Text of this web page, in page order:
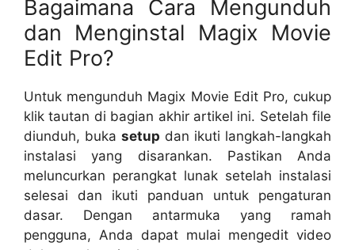
Bagaimana Cara Mengunduh
dan Menginstal Magix Movie
Edit Pro?
Untuk mengunduh Magix Movie Edit Pro, cukup
klik tautan di bagian akhir artikel ini. Setelah file
diunduh, buka setup dan ikuti langkah-langkah
instalasi yang disarankan. Pastikan Anda
meluncurkan perangkat lunak setelah instalasi
selesai dan ikuti panduan untuk pengaturan
dasar. Dengan antarmuka yang ramah
pengguna, Anda dapat mulai mengedit video